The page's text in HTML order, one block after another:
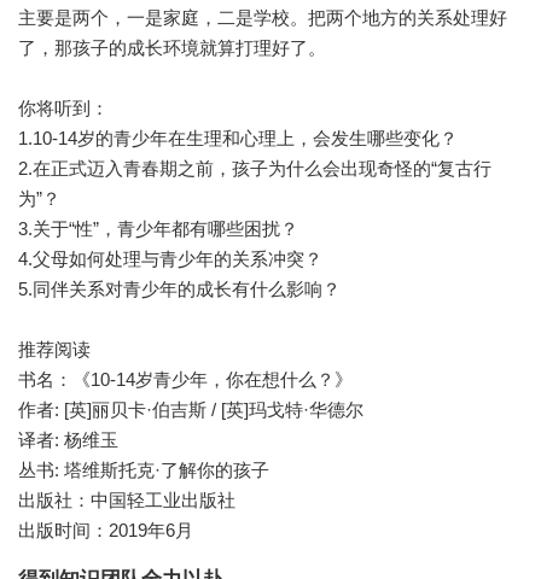
主要是两个，一是家庭，二是学校。把两个地方的关系处理好
了，那孩子的成长环境就算打理好了。
你将听到：
1.10-14岁的青少年在生理和心理上，会发生哪些变化？
2.在正式迈入青春期之前，孩子为什么会出现奇怪的“复古行
为”？
3.关于“性”，青少年都有哪些困扰？
4.父母如何处理与青少年的关系冲突？
5.同伴关系对青少年的成长有什么影响？
推荐阅读
书名：《10-14岁青少年，你在想什么？》
作者: [英]丽贝卡·伯吉斯 / [英]玛戈特·华德尔
译者: 杨维玉
丛书: 塔维斯托克·了解你的孩子
出版社：中国轻工业出版社
出版时间：2019年6月